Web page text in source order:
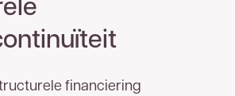
financiering